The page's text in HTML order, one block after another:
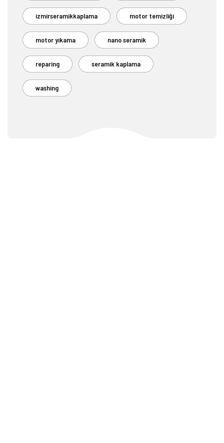
izmirseramikkaplama motor temizliği
motor yıkama nano seramik
reparing seramik kaplama
washing